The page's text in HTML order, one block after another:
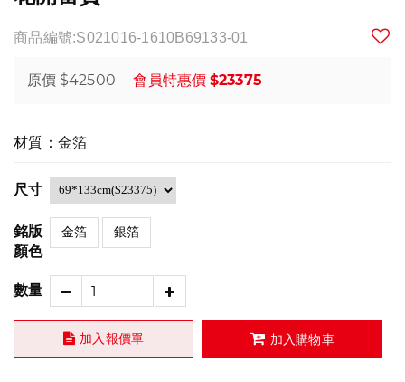
商品編號:S021016-1610B69133-01
原價 $42500 會員特惠價 $23375
材質：金箔
尺寸
銘版
顏色
金箔 銀箔
數量
加入報價單 加入購物車